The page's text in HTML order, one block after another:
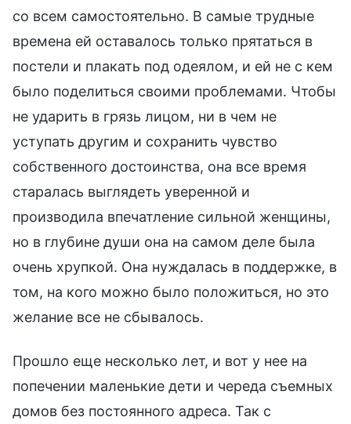
со всем самостоятельно. В самые трудные
времена ей оставалось только прятаться в
постели и плакать под одеялом, и ей не с кем
было поделиться своими проблемами. Чтобы
не ударить в грязь лицом, ни в чем не
уступать другим и сохранить чувство
собственного достоинства, она все время
старалась выглядеть уверенной и
производила впечатление сильной женщины,
но в глубине души она на самом деле была
очень хрупкой. Она нуждалась в поддержке, в
том, на кого можно было положиться, но это
желание все не сбывалось.
Прошло еще несколько лет, и вот у нее на
попечении маленькие дети и череда съемных
домов без постоянного адреса. Так с